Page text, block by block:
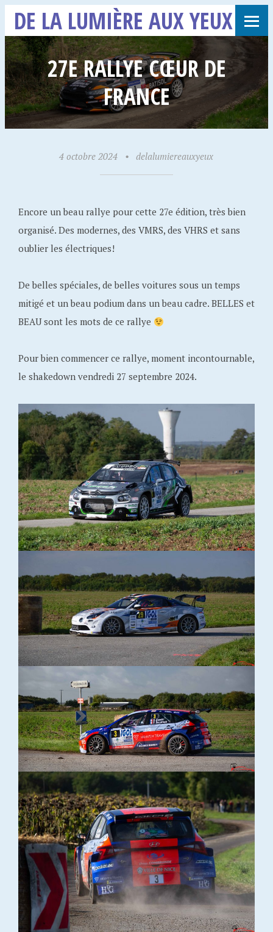
DE LA LUMIÈRE AUX YEUX
27E RALLYE CŒUR DE
FRANCE
4 octobre 2024 • delalumiereauxyeux
Encore un beau rallye pour cette 27e édition, très bien
organisé. Des modernes, des VMRS, des VHRS et sans
oublier les électriques!
De belles spéciales, de belles voitures sous un temps
mitigé et un beau podium dans un beau cadre. BELLES et
BEAU sont les mots de ce rallye
Pour bien commencer ce rallye, moment incontournable,
le shakedown vendredi 27 septembre 2024.